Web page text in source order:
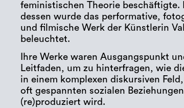
feministischen Theorie beschäftigte.
dessen wurde das performative,
und filmische Werk der Künstlerin
beleuchtet.
Ihre Werke waren Ausgangspunkt
Leitfaden, um zu hinterfragen, wie
in einem komplexen diskursiven
oft gespannten sozialen
(re)produziert wird.